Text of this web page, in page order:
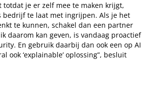
totdat je er zelf mee te maken krijgt,
bedrijf te laat met ingrijpen. Als je het
te kunnen, schakel dan een partner
daarom kan geven, is vandaag proactief
En gebruik daarbij dan ook een op AI
ook ‘explainable’ oplossing”, besluit